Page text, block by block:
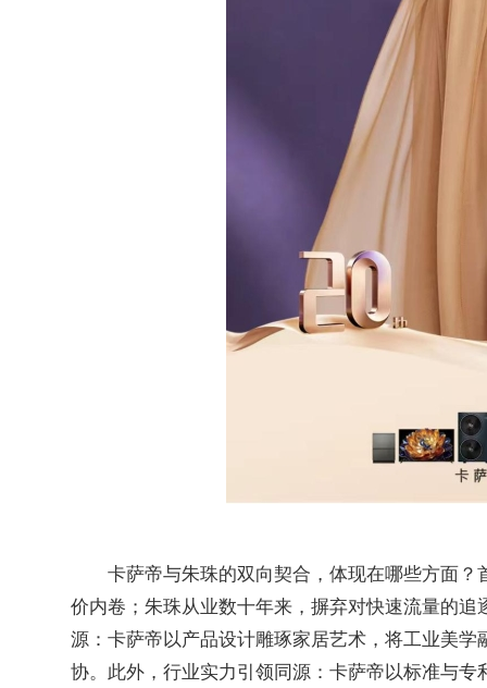
卡萨帝与朱珠的双向契合，体现在哪些方面
价内卷；朱珠从业数十年来，摒弃对快速流量的
源：卡萨帝以产品设计雕琢家居艺术，将工业美
协。此外，行业实力引领同源：卡萨帝以标准与